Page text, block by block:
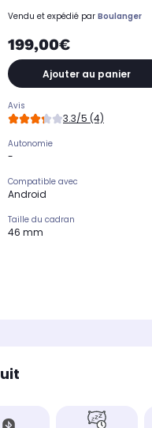
Vendu et expédié par Boulanger
199,00€
Ajouter au panier
Avis
3.3/5 (4)
Autonomie
-
Compatible avec
Android
Taille du cadran
46 mm